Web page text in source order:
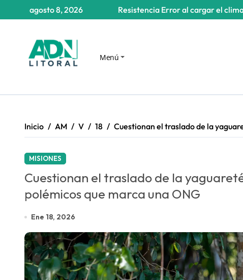
Resistencia Error al cargar el
agosto 8, 2026
Menú
Inicio AM V 18 Cuestionan el traslado de la
MISIONES
Cuestionan el traslado de la
polémicos que marca una ONG
Ene 18, 2026